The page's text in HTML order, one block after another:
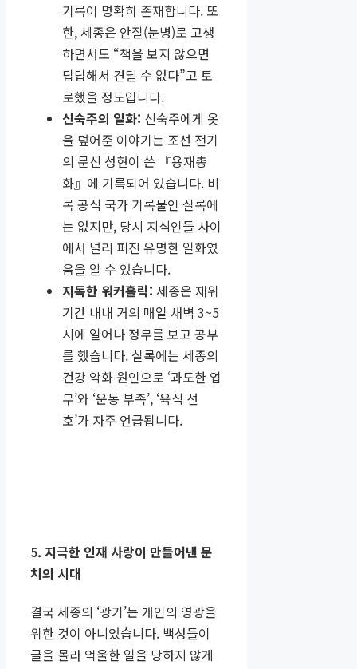
기록이 명확히 존재합니다. 또
한, 세종은 안질(눈병)로 고생
하면서도 “책을 보지 않으면
답답해서 견딜 수 없다”고 토
로했을 정도입니다.
신숙주의 일화: 신숙주에게 옷
을 덮어준 이야기는 조선 전기
의 문신 성현이 쓴 『용재총
화』에 기록되어 있습니다. 비
록 공식 국가 기록물인 실록에
는 없지만, 당시 지식인들 사이
에서 널리 퍼진 유명한 일화였
음을 알 수 있습니다.
지독한 워커홀릭: 세종은 재위
기간 내내 거의 매일 새벽 3~5
시에 일어나 정무를 보고 공부
를 했습니다. 실록에는 세종의
건강 악화 원인으로 ‘과도한 업
무’와 ‘운동 부족’, ‘육식 선
호’가 자주 언급됩니다.
5. 지극한 인재 사랑이 만들어낸 문
치의 시대
결국 세종의 ‘광기’는 개인의 영광을
위한 것이 아니었습니다. 백성들이
글을 몰라 억울한 일을 당하지 않게